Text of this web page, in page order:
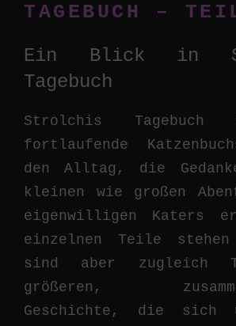
TAGEBUCH –
Ein Blick in
Tagebuch
Strolchis
fortlaufende
den Alltag, die
kleinen wie großen
eigenwilligen Katers
einzelnen Teile
sind aber zugleich
größeren,
Geschichte, die sich